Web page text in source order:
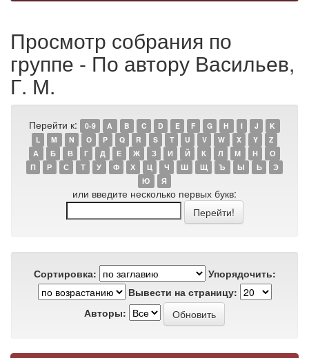
Просмотр собрания по
группе - По автору Васильев,
Г. М.
Перейти к: 0-9 A B C D E F G H I J
K
L
M N O P Q R S T U V W X Y
Z
А
Б В Г Д Е Ж З И Й К Л М Н
О
П
Р С Т У Ф Х Ц Ч Ш Щ Ъ Ы Ь
Э
Ю
Я
или введите несколько первых букв:
Сортировка:
Упорядочить:
Вывести на страницу:
Авторы: